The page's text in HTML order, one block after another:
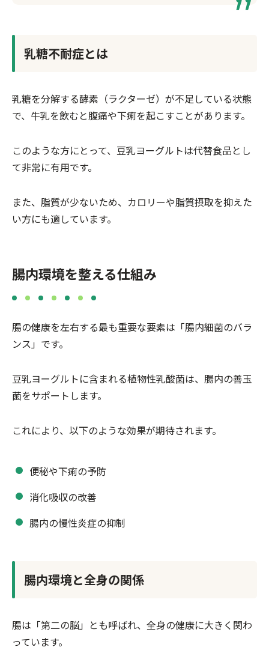
乳糖不耐症とは
乳糖を分解する酵素（ラクターゼ）が不足している状態
で、牛乳を飲むと腹痛や下痢を起こすことがあります。
このような方にとって、豆乳ヨーグルトは代替食品とし
て非常に有用です。
また、脂質が少ないため、カロリーや脂質摂取を抑えた
い方にも適しています。
腸内環境を整える仕組み
腸の健康を左右する最も重要な要素は「腸内細菌のバラ
ンス」です。
豆乳ヨーグルトに含まれる植物性乳酸菌は、腸内の善玉
菌をサポートします。
これにより、以下のような効果が期待されます。
便秘や下痢の予防
消化吸収の改善
腸内の慢性炎症の抑制
腸内環境と全身の関係
腸は「第二の脳」とも呼ばれ、全身の健康に大きく関わ
っています。